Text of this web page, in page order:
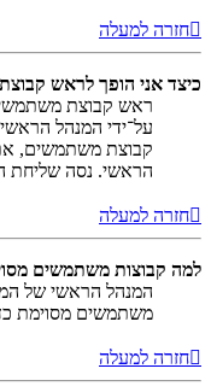
חזרה למעלה
כיצד אני הופך לראש
ראש קבוצת
על־ידי המנהל
קבוצת משתמשים,
הראשי. נסה שליחת
חזרה למעלה
למה קבוצות משתמשים
המנהל הראשי של
משתמשים מסוימת
חזרה למעלה